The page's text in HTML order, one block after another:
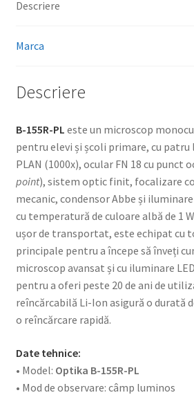
Descriere
Marca
Descriere
B-155R-PL este un microscop
pentru elevi și școli primare, cu
PLAN (1000x), ocular FN 18 cu punct
point), sistem optic finit, focalizare
mecanic, condensor Abbe și
cu temperatură de culoare albă de 1
ușor de transportat, este echipat cu
principale pentru a începe să înveți
microscop avansat și cu iluminare
pentru a oferi peste 20 de ani de
reîncărcabilă Li-Ion asigură o durată
o reîncărcare rapidă.
Date tehnice:
• Model: Optika B-155R-PL
• Mod de observare: câmp luminos